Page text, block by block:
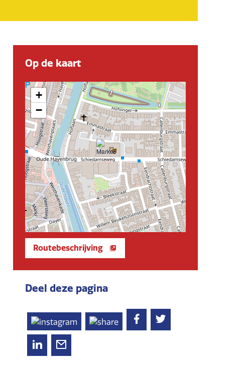
Op de kaart
+
−
Routebeschrijving
Deel deze pagina